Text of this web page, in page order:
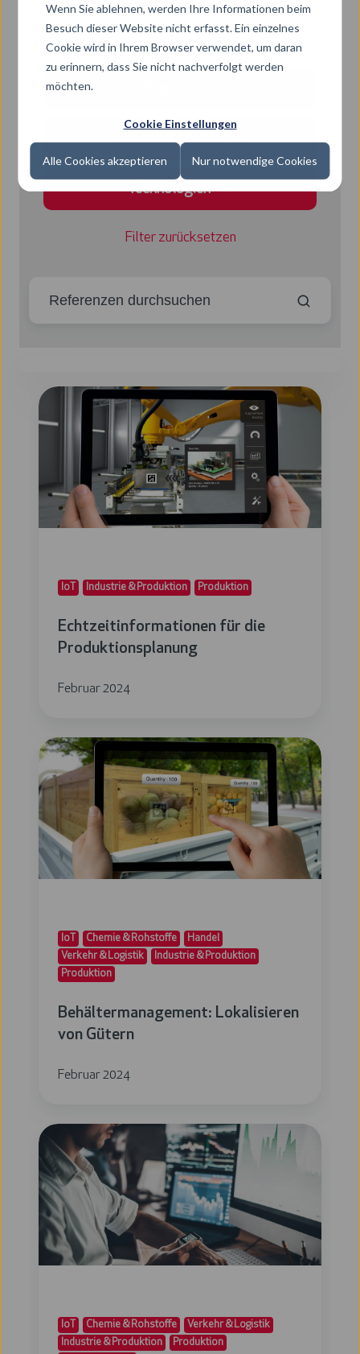
Wenn Sie ablehnen, werden Ihre Informationen beim
Besuch dieser Website nicht erfasst. Ein einzelnes
Cookie wird in Ihrem Browser verwendet, um daran
zu erinnern, dass Sie nicht nachverfolgt werden
möchten.
Cookie Einstellungen
Alle Cookies akzeptieren Nur notwendige Cookies
Aufgabenbereich
Technologien
Filter zurücksetzen
Echtzeitinformationen
für
Produktionsplanung
IoT Industrie & Produktion Produktion
Echtzeitinformationen für die
Produktionsplanung
Februar 2024
Behältermanagement:
Lokalisieren
von
Gütern
IoT Chemie & Rohstoffe
Handel
Verkehr & Logistik
Industrie & Produktion
Produktion
Behältermanagement: Lokalisieren
von Gütern
Februar 2024
Erfassung
von
Durchlaufzeiten
in
der
Produktion
und
IoT Chemie & Rohstoffe
Verkehr & Logistik
Industrie & Produktion
Produktion